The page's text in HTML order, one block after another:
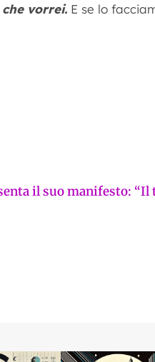
vorrei. E se lo